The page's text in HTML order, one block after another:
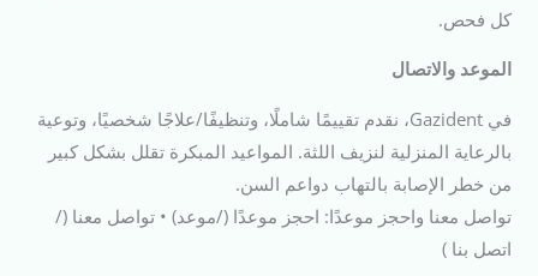
كل فحص.
الموعد والاتصال
في Gazident، نقدم تقييمًا شاملًا، وتنظيفًا/علاجًا شخصيًا، وتوعية
بالرعاية المنزلية لنزيف اللثة. المواعيد المبكرة تقلل بشكل كبير
من خطر الإصابة بالتهاب دواعم السن.
تواصل معنا واحجز موعدًا: احجز موعدًا (/موعد) • تواصل معنا (/
اتصل بنا )